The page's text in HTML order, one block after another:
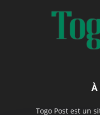
À
Togo Post est un